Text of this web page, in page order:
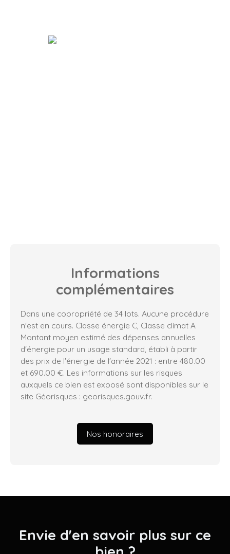
Informations
complémentaires
Dans une copropriété de 34 lots. Aucune procédure
n'est en cours. Classe énergie C, Classe climat A
Montant moyen estimé des dépenses annuelles
d'énergie pour un usage standard, établi à partir
des prix de l'énergie de l'année 2021 : entre 480.00
et 690.00 €. Les informations sur les risques
auxquels ce bien est exposé sont disponibles sur le
site Géorisques : georisques.gouv.fr.
Nos honoraires
Envie d'en savoir plus sur ce